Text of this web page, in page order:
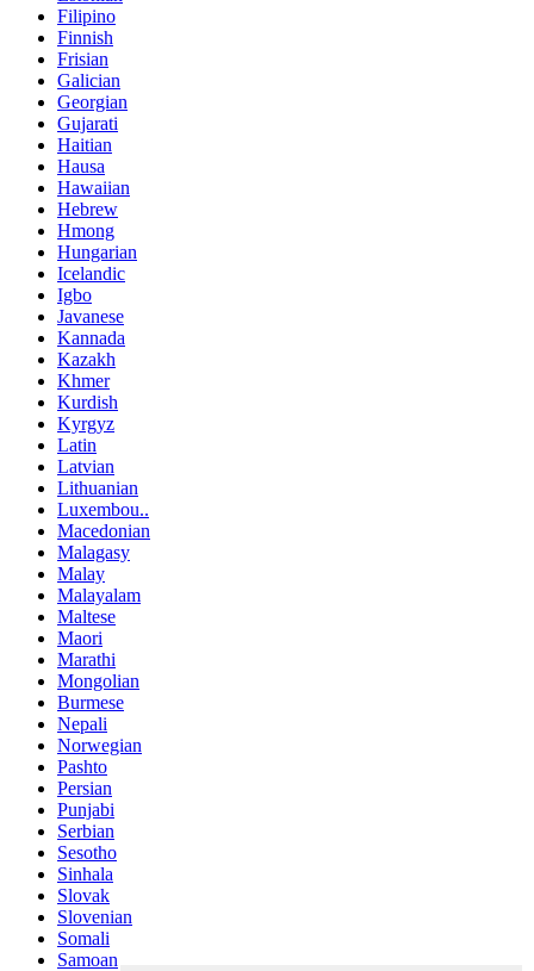
Filipino
Finnish
Frisian
Galician
Georgian
Gujarati
Haitian
Hausa
Hawaiian
Hebrew
Hmong
Hungarian
Icelandic
Igbo
Javanese
Kannada
Kazakh
Khmer
Kurdish
Kyrgyz
Latin
Latvian
Lithuanian
Luxembou..
Macedonian
Malagasy
Malay
Malayalam
Maltese
Maori
Marathi
Mongolian
Burmese
Nepali
Norwegian
Pashto
Persian
Punjabi
Serbian
Sesotho
Sinhala
Slovak
Slovenian
Somali
Samoan